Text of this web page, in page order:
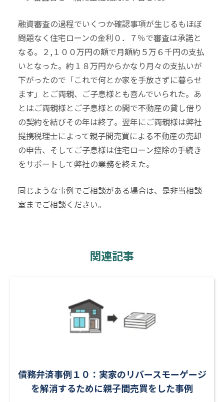
融資審査の過程でいくつか確認事項が生じるもほぼ
問題なく住宅ローンの金利０．７％で審査は承諾と
なる。２,１００万円の額で月額約５万６千円の支払
いとなった。約１８万円からかなり月々の支払いが
下がったので「これで何とか家を手放さずに暮らせ
ます」とご両親、ご子息様とも喜んでいられた。あ
とはご両親様とご子息様との間で不動産の貸し借り
の契約を結びその年は終了。翌年にご両親様は弊社
提携税理士によって親子間売買による不動産の売却
の申告、そしてご子息様は住宅ローン控除の手続き
をサポートして弊社の業務を終えた。
同じような事例でご相談がある場合は、是非当相談
室までご相談ください。
関連記事
債務弁済事例１０：実家のリバースモーゲージ
を解消するために親子間売買をした事例